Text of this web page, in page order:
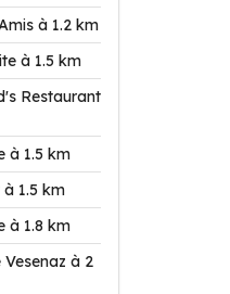
à 1.2 km
à 1.5 km
Restaurant
à 1.5 km
1.5 km
à 1.8 km
à 2